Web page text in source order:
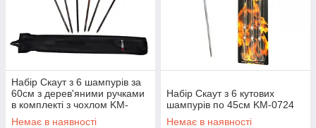
Набір Скаут з 6 шампурів за
60см з дерев'яними ручками
в комплекті з чохлом KM-
0721А
Немає в наявності
Набір Скаут з 6 кутових
шампурів по 45см KM-0724
Немає в наявності